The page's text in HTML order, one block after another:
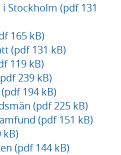
Stockholm (pdf 131
165 kB)
(pdf 131 kB)
119 kB)
239 kB)
194 kB)
(pdf 225 kB)
(pdf 151 kB)
kB)
(pdf 144 kB)